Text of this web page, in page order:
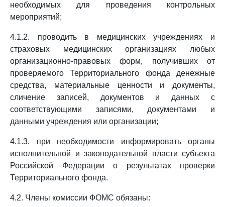
необходимых для проведения контрольных
мероприятий;
4.1.2. проводить в медицинских учреждениях и
страховых медицинских организациях любых
организационно-правовых форм, получивших от
проверяемого Территориального фонда денежные
средства, материальные ценности и документы,
сличение записей, документов и данных с
соответствующими записями, документами и
данными учреждения или организации;
4.1.3. при необходимости информировать органы
исполнительной и законодательной власти субъекта
Российской Федерации о результатах проверки
Территориального фонда.
4.2. Члены комиссии ФОМС обязаны: